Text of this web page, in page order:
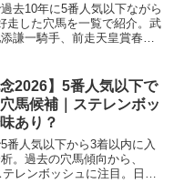
去10年に5番人気以下ながら
走した穴馬を一覧で紹介。武
謙一騎手、前走天皇賞春・
念2026】5番人気以下で
馬候補｜ステレンボッ
あり？
番人気以下から3着以内に入
。過去の穴馬傾向から、
レンボッシュに注目。日本